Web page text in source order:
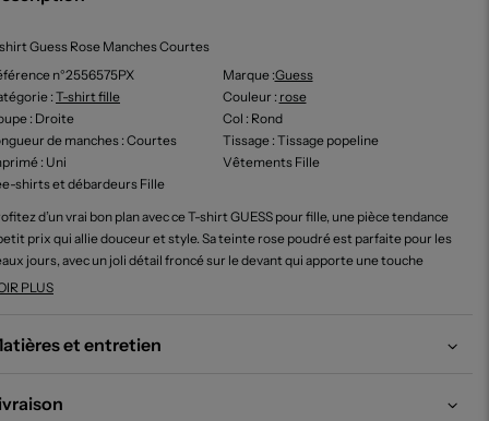
Guess Rose Manches Courtes
n°2556575PX
Marque :Guess
: T-shirt fille Couleur : rose
: Droite Col : Rond
de manches : Courtes Tissage: Tissage popeline
: Uni
Vêtements Fille
shirts et débardeurs Fille
d’un vrai bon plan avec ce T-shirt GUESS pour fille, une pièce tendance
prix qui allie douceur et style. Sa teinte rose poudré est parfaite pour les
jours, avec un joli détail froncé sur le devant qui apporte une touche
et une silhouette moderne. Le logo discret signé GUESS sur la
PLUS
et entretien